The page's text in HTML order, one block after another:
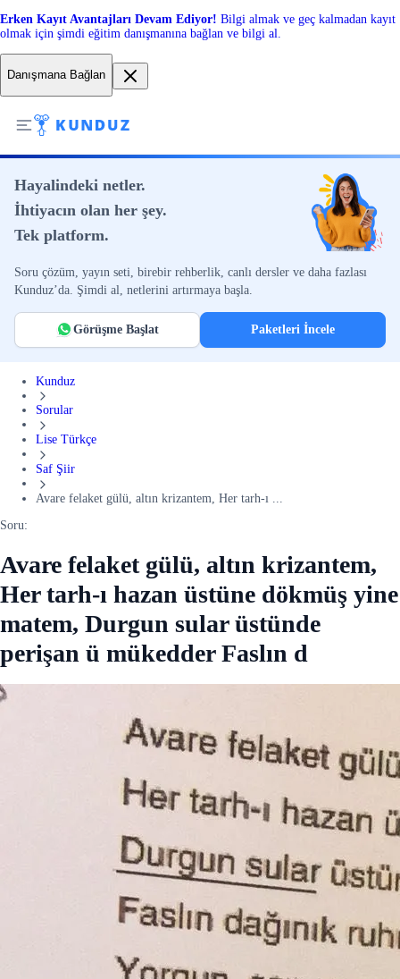
Erken Kayıt Avantajları Devam Ediyor! Bilgi almak ve geç kalmadan kayıt
olmak için şimdi eğitim danışmanına bağlan ve bilgi al.
Danışmana Bağlan
Hayalindeki netler.
İhtiyacın olan her şey.
Tek platform.
Soru çözüm, yayın seti, birebir rehberlik, canlı dersler ve daha fazlası
Kunduz’da. Şimdi al, netlerini artırmaya başla.
Görüşme Başlat Paketleri İncele
Kunduz
Sorular
Lise Türkçe
Saf Şiir
Avare felaket gülü, altın krizantem, Her tarh-ı ...
Soru:
Avare felaket gülü, altın krizantem,
Her tarh-ı hazan üstüne dökmüş yine
matem, Durgun sular üstünde
perişan ü mükedder Faslın d